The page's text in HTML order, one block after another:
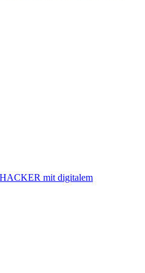
mit digitalem